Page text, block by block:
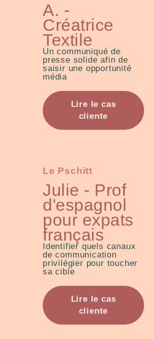
A. -
Créatrice
Textile
Un communiqué de
presse solide afin de
saisir une opportunité
média
Lire le cas
cliente
Le Pschitt
Julie - Prof
d'espagnol
pour expats
français
Identifier quels canaux
de communication
privilégier pour toucher
sa cible
Lire le cas
cliente